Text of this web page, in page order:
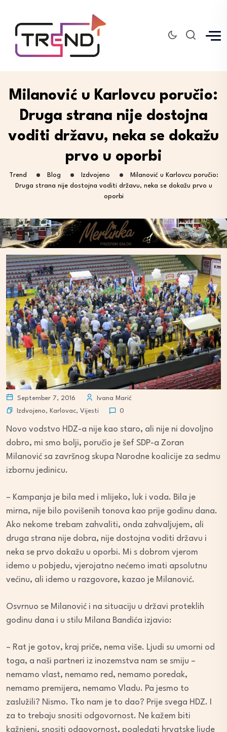
Milanović u Karlovcu poručio:
Druga strana nije dostojna
voditi državu, neka se dokažu
prvo u oporbi
Trend Blog Izdvojeno
Milanović u Karlovcu poručio:
Druga strana nije dostojna voditi državu, neka se dokažu prvo u
oporbi
September 7, 2016
Ivana Marić
Izdvojeno, Karlovac, Vijesti 0
Novo vodstvo HDZ-a nije kao staro, ali nije ni dovoljno
dobro, mi smo bolji, poručio je šef SDP-a Zoran
Milanović sa završnog skupa Narodne koalicije za sedmu
izbornu jedinicu.
– Kampanja je bila med i mlijeko, luk i voda. Bila je
mirna, nije bilo povišenih tonova kao prije godinu dana.
Ako nekome trebam zahvaliti, onda zahvaljujem, ali
druga strana nije dobra, nije dostojna voditi državu i
neka se prvo dokažu u oporbi. Mi s dobrom vjerom
idemo u pobjedu, vjerojatno nećemo imati apsolutnu
većinu, ali idemo u razgovore, kazao je Milanović.
Osvrnuo se Milanović i na situaciju u državi proteklih
godinu dana i u stilu Milana Bandića izjavio:
– Rat je gotov, kraj priče, nema više. Ljudi su umorni od
toga, a naši partneri iz inozemstva nam se smiju –
nemamo vlast, nemamo red, nemamo poredak,
nemamo premijera, nemamo Vladu. Pa jesmo to
zaslužili? Nismo. Tko nam je to dao? Prije svega HDZ. I
za to trebaju snositi odgovornost. Ne kažem biti
kažnjeni, snositi odgovornost, pogledati hrvatske ljude